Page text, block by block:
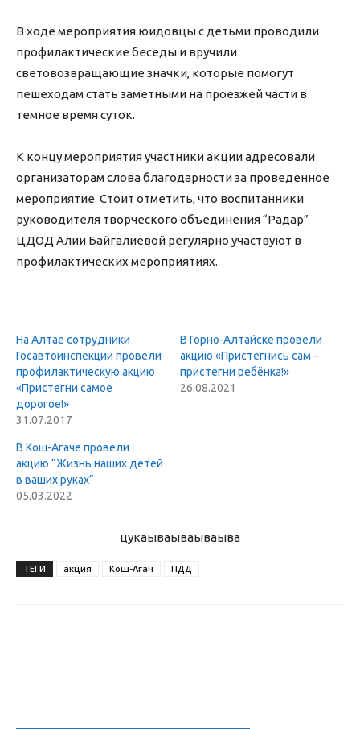
В ходе мероприятия юидовцы с детьми проводили
профилактические беседы и вручили
световозвращающие значки, которые помогут
пешеходам стать заметными на проезжей части в
темное время суток.
К концу мероприятия участники акции адресовали
организаторам слова благодарности за проведенное
мероприятие. Стоит отметить, что воспитанники
руководителя творческого объединения “Радар”
ЦДОД Алии Байгалиевой регулярно участвуют в
профилактических мероприятиях.
На Алтае сотрудники
Госавтоинспекции провели
профилактическую акцию
«Пристегни самое
дорогое!»
31.07.2017
В Горно-Алтайске провели
акцию «Пристегнись сам –
пристегни ребёнка!»
26.08.2021
В Кош-Агаче провели
акцию “Жизнь наших детей
в ваших руках”
05.03.2022
цукаываываываыва
ТЕГИ акция Кош-Агач ПДД